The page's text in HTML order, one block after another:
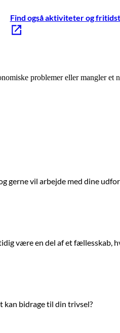
Find også aktiviteter og
problemer eller mangler
gerne vil arbejde med dine
være en del af et fællesskab,
bidrage til din trivsel?